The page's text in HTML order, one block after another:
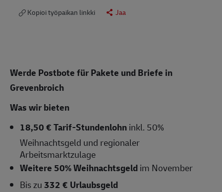
Kopioi työpaikan linkki Jaa
Werde Postbote für Pakete und Briefe in
Grevenbroich
Was wir bieten
18,50 € Tarif-Stundenlohninkl. 50%
Weihnachtsgeld und regionaler
Arbeitsmarktzulage
Weitere 50% Weihnachtsgeldim November
Bis zu332 € Urlaubsgeld